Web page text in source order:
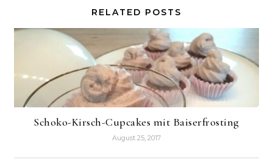
RELATED POSTS
Schoko-Kirsch-Cupcakes mit Baiserfrosting
August 25, 2017